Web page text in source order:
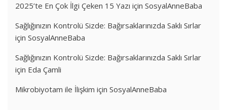
2025’te En Çok İlgi Çeken 15 Yazı için SosyalAnneBaba
Sağlığınızın Kontrolü Sizde: Bağırsaklarınızda Saklı Sırlar
için SosyalAnneBaba
Sağlığınızın Kontrolü Sizde: Bağırsaklarınızda Saklı Sırlar
için Eda Çamli
Mikrobiyotam ile İlişkim için SosyalAnneBaba